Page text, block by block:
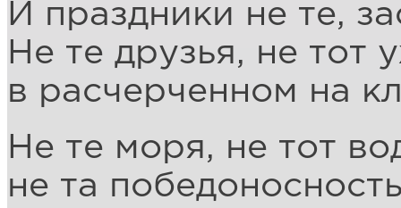
И праздники не те,
Не те друзья, не тот
в расчерченном на
Не те моря, не тот
не та